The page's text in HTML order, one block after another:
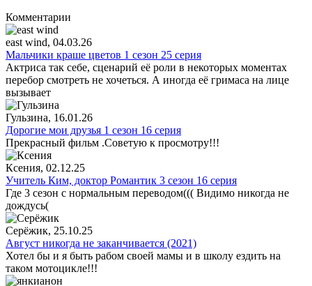
Комментарии
east wind, 04.03.26
Мальчики краше цветов 1 сезон 25 серия
Актриса так себе, сценарий её роли в некоторых моментах
перебор смотреть не хочеться. А иногда её гримаса на лице
вызывает
Гульзина, 16.01.26
Дорогие мои друзья 1 сезон 16 серия
Прекрасный фильм .Советую к просмотру!!!
Ксения, 02.12.25
Учитель Ким, доктор Романтик 3 сезон 16 серия
Где 3 сезон с нормальным переводом((( Видимо никогда не
дождусь(
Серёжик, 25.10.25
Август никогда не заканчивается (2021)
Хотел бы и я быть рабом своей мамы и в школу ездить на
таком мотоцикле!!!